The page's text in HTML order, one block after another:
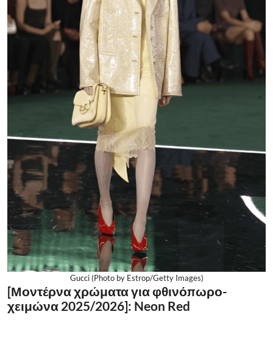
Gucci (Photo by Estrop/Getty Images)
[Μοντέρνα χρώματα για φθινόπωρο-
χειμώνα 2025/2026]: Neon Red